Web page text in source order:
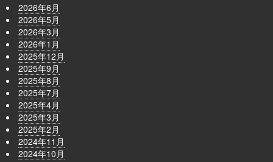
2026年6月
2026年5月
2026年3月
2026年1月
2025年12月
2025年9月
2025年8月
2025年7月
2025年4月
2025年3月
2025年2月
2024年11月
2024年10月